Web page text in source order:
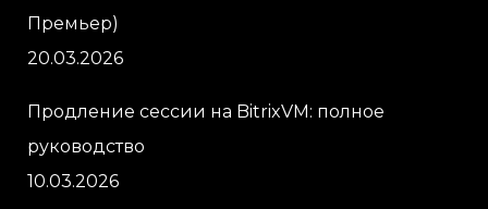
Премьер)
20.03.2026
Продление сессии на BitrixVM: полное
руководство
10.03.2026